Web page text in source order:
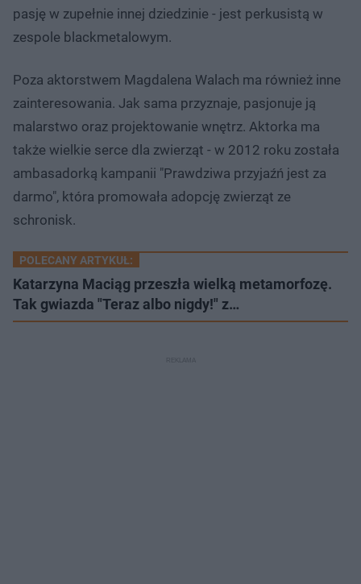
pasję w zupełnie innej dziedzinie - jest perkusistą w
zespole blackmetalowym.
Poza aktorstwem Magdalena Walach ma również inne
zainteresowania. Jak sama przyznaje, pasjonuje ją
malarstwo oraz projektowanie wnętrz. Aktorka ma
także wielkie serce dla zwierząt - w 2012 roku została
ambasadorką kampanii "Prawdziwa przyjaźń jest za
darmo", która promowała adopcję zwierząt ze
schronisk.
POLECANY ARTYKUŁ:
Katarzyna Maciąg przeszła wielką metamorfozę.
Tak gwiazda "Teraz albo nigdy!" z…